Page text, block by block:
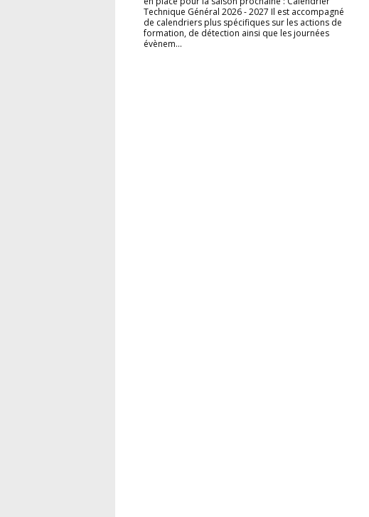
Technique Général 2026 - 2027 Il est accompagné
de calendriers plus spécifiques sur les actions de
formation, de détection ainsi que les journées
évènem...